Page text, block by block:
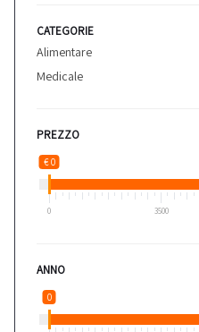
CATEGORIE
Alimentare
Medicale
PREZZO
€ 0
0 3500
ANNO
0